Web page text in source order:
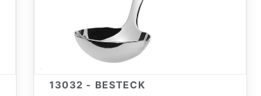
13032 - BESTECK